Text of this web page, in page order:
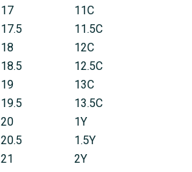
17
11C
17.5
11.5C
18
12C
18.5
12.5C
19
13C
19.5
13.5C
20
1Y
20.5
1.5Y
21
2Y